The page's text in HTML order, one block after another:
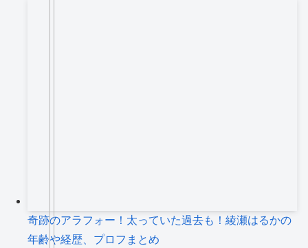
奇跡のアラフォー！太っていた過去も！綾瀬はるかの
年齢や経歴、プロフまとめ